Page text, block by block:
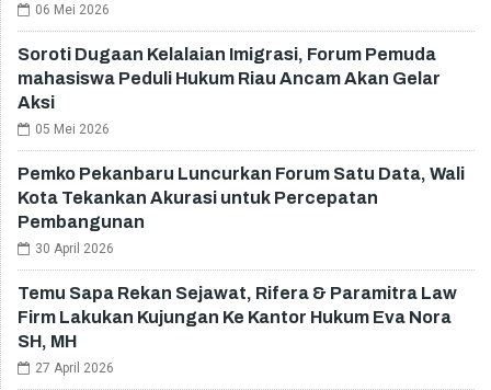
06 Mei 2026
Soroti Dugaan Kelalaian Imigrasi, Forum Pemuda
mahasiswa Peduli Hukum Riau Ancam Akan Gelar
Aksi
05 Mei 2026
Pemko Pekanbaru Luncurkan Forum Satu Data, Wali
Kota Tekankan Akurasi untuk Percepatan
Pembangunan
30 April 2026
Temu Sapa Rekan Sejawat, Rifera & Paramitra Law
Firm Lakukan Kujungan Ke Kantor Hukum Eva Nora
SH, MH
27 April 2026